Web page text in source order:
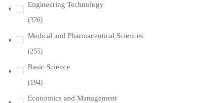
Engineering Technology
(326)
Medical and Pharmaceutical Sciences
(255)
Basic Science
(194)
Economics and Management